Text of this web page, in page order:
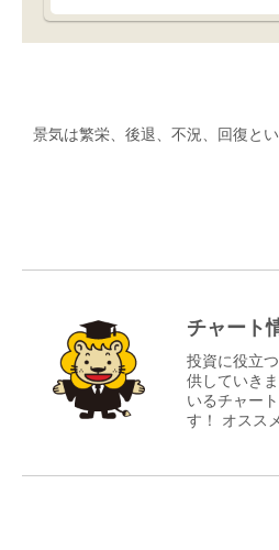
景気は繁栄、後退、不況、回復と
チャート
投資に役立
供していき
いるチャー
す！ オスス